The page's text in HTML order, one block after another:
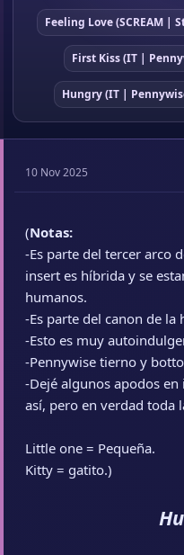
Feeling Love (SCREAM |
First Kiss (IT |
Hungry (IT |
10 Nov 2025
(Notas:
-Es parte del tercer arco
insert es híbrida y se
humanos.
-Es parte del canon de la
-Esto es muy
-Pennywise tierno y
-Dejé algunos apodos
así, pero en verdad toda
Little one = Pequeña.
Kitty = gatito.)